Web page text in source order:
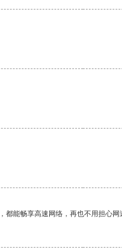
能畅享高速网络，再也不用担心